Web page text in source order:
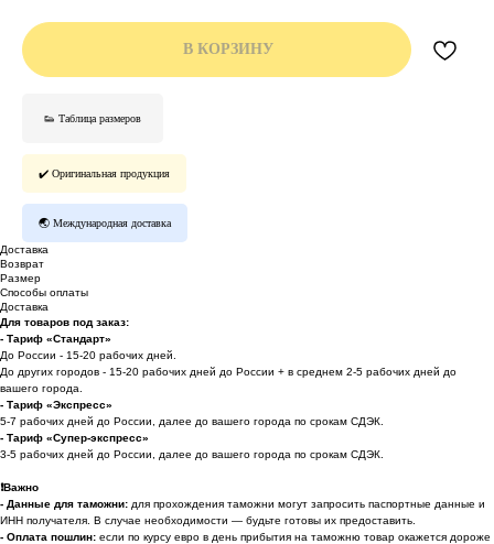
В КОРЗИНУ
👟 Таблица размеров
✔️ Оригинальная продукция
🌏 Международная доставка
Доставка
Возврат
Размер
Способы оплаты
Доставка
Для товаров под заказ:
- Тариф «Стандарт»
До России - 15-20 рабочих дней.
До других городов - 15-20 рабочих дней до России + в среднем 2-5 рабочих дней до
вашего города.
- Тариф «Экспресс»
5-7 рабочих дней до России, далее до вашего города по срокам СДЭК.
- Тариф «Супер-экспресс»
3-5 рабочих дней до России, далее до вашего города по срокам СДЭК.
❗️Важно
- Данные для таможни: для прохождения таможни могут запросить паспортные данные и
ИНН получателя. В случае необходимости — будьте готовы их предоставить.
- Оплата пошлин: если по курсу евро в день прибытия на таможню товар окажется дороже